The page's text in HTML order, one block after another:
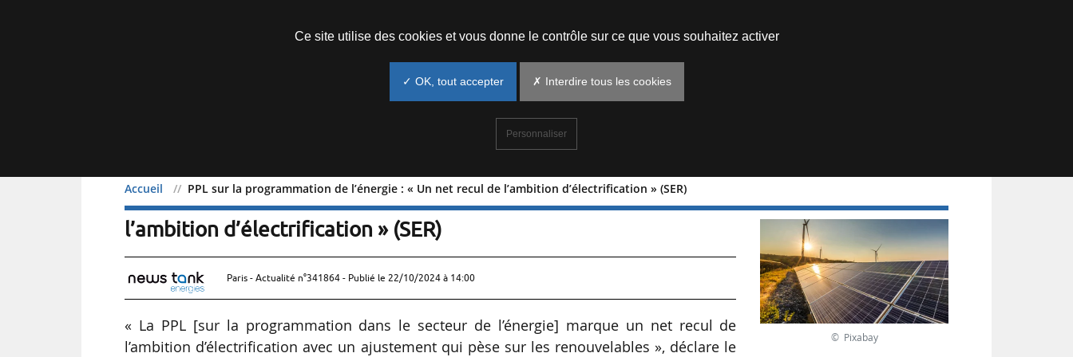
Accueil PPL sur la programmation de l’énergie : « Un net recul de l’ambition d’électrification » (SER)
PPL sur la programmation de l’énergie : « Un net recul de
l’ambition d’électrification » (SER)
Paris - Actualité n°341864 - Publié le 22/10/2024 à 14:00
« La PPL [sur la programmation dans le secteur de l’énergie] marque un net recul de
l’ambition d’électrification avec un ajustement qui pèse sur les renouvelables », déclare le
© Pixabay
Ce site utilise des cookies et vous donne le contrôle sur ce que vous souhaitez activer
✓ OK, tout accepter ✗ Interdire tous les cookies
Personnaliser